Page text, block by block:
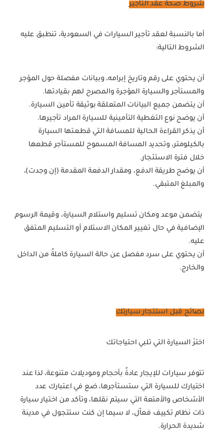
شروط صحة عقد التأجير
أما بالنسبة لعقد تأجير السيارات في السعودية، تنطبق عليه
الشروط التالية:
أن يحتوي على رقم وتاريخ إبرامه، وبيانات مفصلة حول المؤجر
والمستأجر والسيارة المؤجرة والمصرح لهم بقيادتها.
أن يتضمن جميع البيانات المتعلقة بوثيقة تأمين السيارة.
أن يوضح نوع التغطية التأمينية للسيارة المراد تأجيرها.
أن يذكر القراءة الحالية للمسافة التي قطعتها السيارة
بالكيلومتر، وتحديد المسافة المسموح للمستأجر قطعها
خلال فترة الاستئجار.
أن يوضح طريقة الدفع، ومقدار الدفعة المقدمة (إن وجدت)،
والمبلغ المتبقي.
يتضمن موعد ومكان تسليم واستلام السيارة، وقيمة الرسوم
الإضافية في حال تغيير المكان الاستلام أو التسليم المتفق
عليه.
أن يحتوي على سرد مفصل عن حالة السيارة كاملةً من الداخل
والخارج.
نصائح قبل استئجار سيارتك
اخترْ السيارة التي تلبي احتياجاتك
تتوفر سيارات للإيجار عادةً بأحجام وموديلات متنوعة، لذا عند
اختيارك للسيارة التي ستستأجرها، ضع في اعتبارك عدد
الأشخاص والأمتعة التي سيتم نقلها، وتأكد من اختيار سيارة
ذات نظام تكييف فعاّل، لا سيما إن كنت ستتجول في مدينة
شديدة الحرارة.